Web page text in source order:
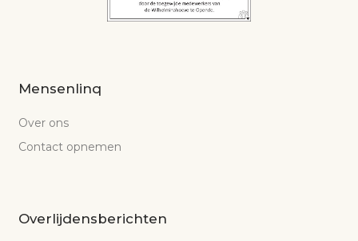
Mensenlinq
Over ons
Contact opnemen
Overlijdensberichten